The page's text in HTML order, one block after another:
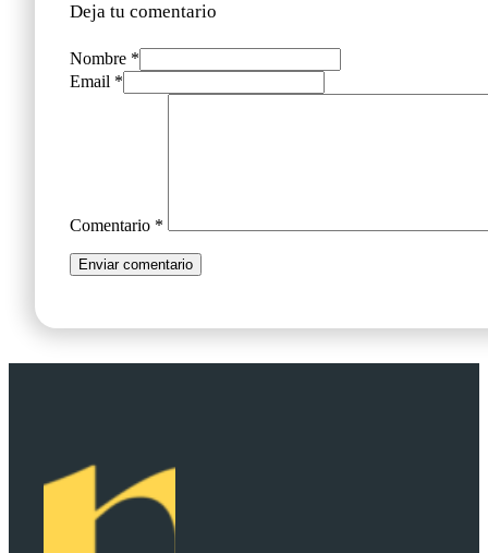
Deja tu comentario
Nombre *
Email *
Comentario *